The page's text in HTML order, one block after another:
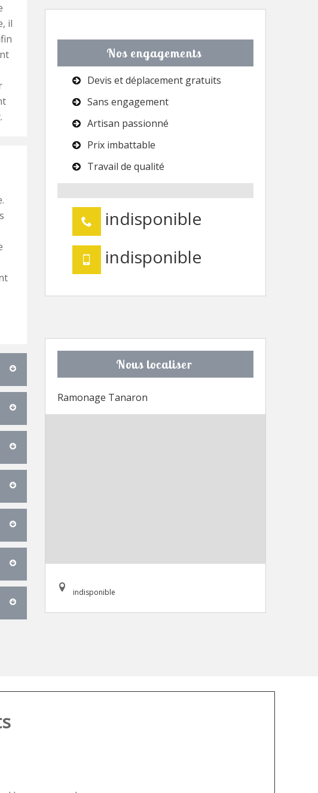
il
Nos engagements
Devis et déplacement gratuits
Sans engagement
Artisan passionné
Prix imbattable
Travail de qualité
indisponible
indisponible
Nous localiser
Ramonage Tanaron
indisponible